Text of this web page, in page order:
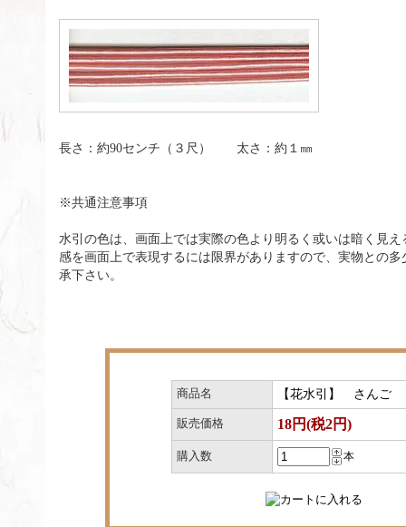
長さ：約90センチ（３尺） 太さ：約１㎜
※共通注意事項
水引の色は、画面上では実際の色より明るく或いは暗く見
感を画面上で表現するには限界がありますので、実物との
承下さい。
商品名 【花水引】 さんご
販売価格 18円(税2円)
購入数 本